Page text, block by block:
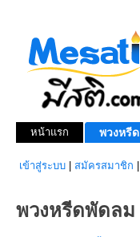
หน้าแรก พวงหรีด
เข้าสู่ระบบ สมัครสมาชิก
พวงหรีดพัดลม